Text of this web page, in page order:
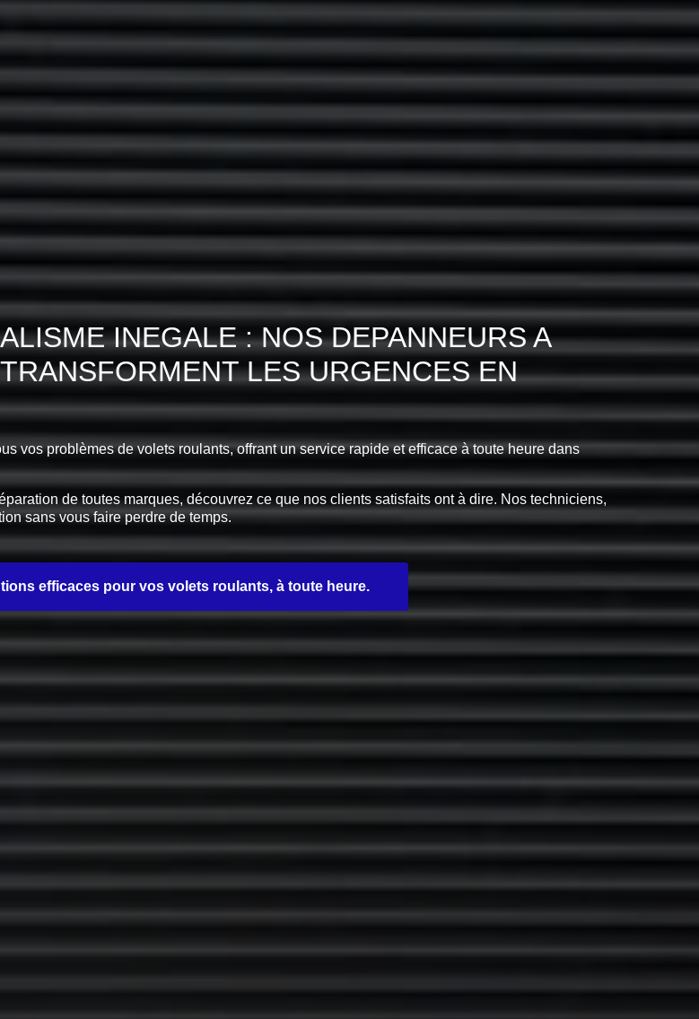
INEGALE : NOS DEPANNEURS A
LES URGENCES EN
vos problèmes de volets roulants, offrant un service rapide et efficace à toute heure dans
de toutes marques, découvrez ce que nos clients satisfaits ont à dire. Nos techniciens,
sans vous faire perdre de temps.
efficaces pour vos volets roulants, à toute heure.